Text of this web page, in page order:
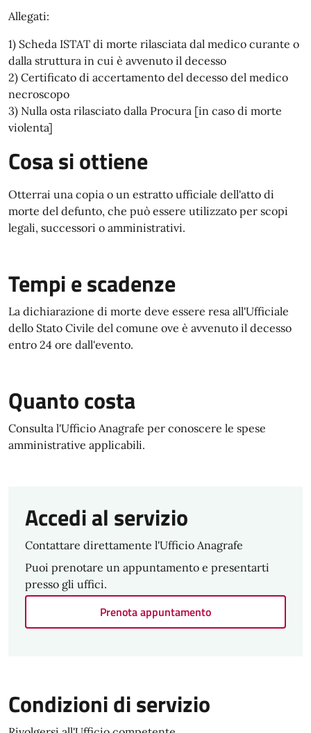
Allegati:
1) Scheda ISTAT di morte rilasciata dal medico curante o
dalla struttura in cui è avvenuto il decesso
2) Certificato di accertamento del decesso del medico
necroscopo
3) Nulla osta rilasciato dalla Procura [in caso di morte
violenta]
Cosa si ottiene
Otterrai una copia o un estratto ufficiale dell'atto di
morte del defunto, che può essere utilizzato per scopi
legali, successori o amministrativi.
Tempi e scadenze
La dichiarazione di morte deve essere resa all'Ufficiale
dello Stato Civile del comune ove è avvenuto il decesso
entro 24 ore dall'evento.
Quanto costa
Consulta l'Ufficio Anagrafe per conoscere le spese
amministrative applicabili.
Accedi al servizio
Contattare direttamente l'Ufficio Anagrafe
Puoi prenotare un appuntamento e presentarti
presso gli uffici.
Prenota appuntamento
Condizioni di servizio